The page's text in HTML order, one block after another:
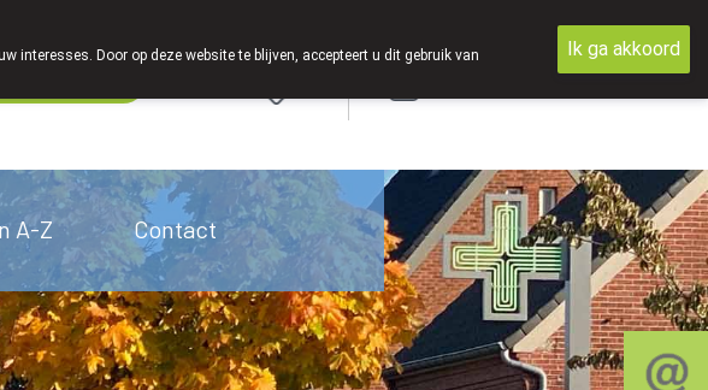
A-Z Contact
interesses. Door op deze website te blijven, accepteert u dit gebruik van
Ik ga akkoord